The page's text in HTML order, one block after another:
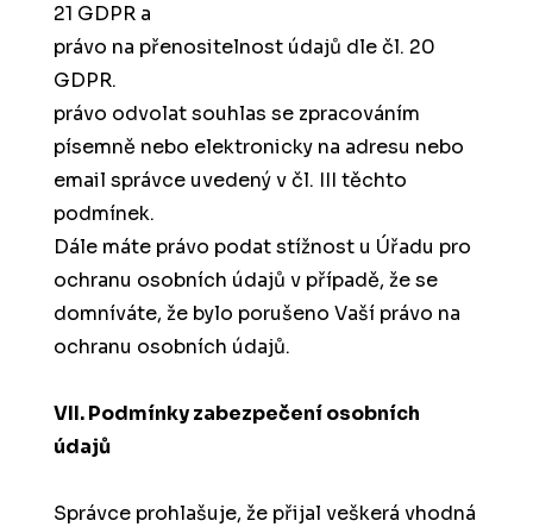
21 GDPR a
právo na přenositelnost údajů dle čl. 20
GDPR.
právo odvolat souhlas se zpracováním
písemně nebo elektronicky na adresu nebo
email správce uvedený v čl. III těchto
podmínek.
Dále máte právo podat stížnost u Úřadu pro
ochranu osobních údajů v případě, že se
domníváte, že bylo porušeno Vaší právo na
ochranu osobních údajů.
VII. Podmínky zabezpečení osobních
údajů
Správce prohlašuje, že přijal veškerá vhodná